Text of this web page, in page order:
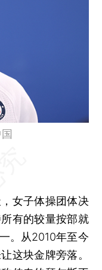
女子体操团体决
有的较量按部就
。从2010年至今
这块金牌旁落。